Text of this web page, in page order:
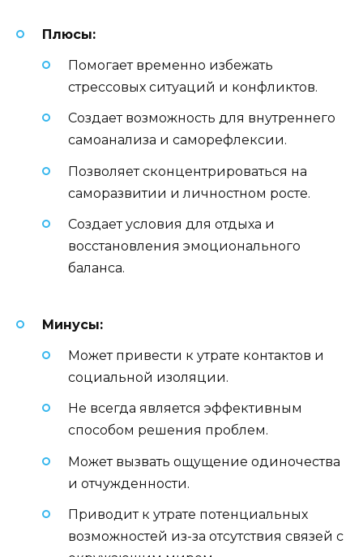
Плюсы:
Помогает временно избежать
стрессовых ситуаций и конфликтов.
Создает возможность для внутреннего
самоанализа и саморефлексии.
Позволяет сконцентрироваться на
саморазвитии и личностном росте.
Создает условия для отдыха и
восстановления эмоционального
баланса.
Минусы:
Может привести к утрате контактов и
социальной изоляции.
Не всегда является эффективным
способом решения проблем.
Может вызвать ощущение одиночества
и отчужденности.
Приводит к утрате потенциальных
возможностей из-за отсутствия связей с